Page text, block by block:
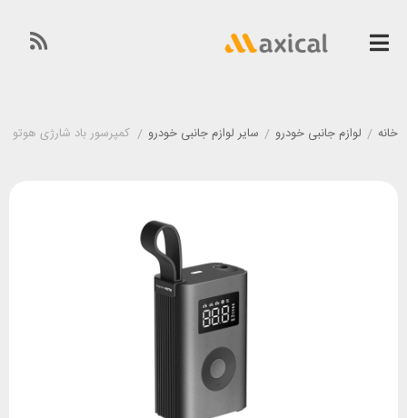
خانه / لوازم جانبی خودرو / سایر لوازم جانبی خودرو / کمپرسور باد شارژی هوتو Hoto Air Pump ADV QWCQA001